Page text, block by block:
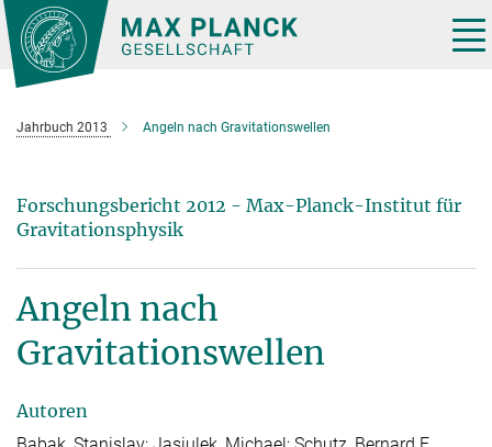
Hauptinhalt
Jahrbuch 2013 Angeln nach Gravitationswellen
Forschungsbericht 2012 - Max-Planck-Institut für
Gravitationsphysik
Angeln nach
Gravitationswellen
Autoren